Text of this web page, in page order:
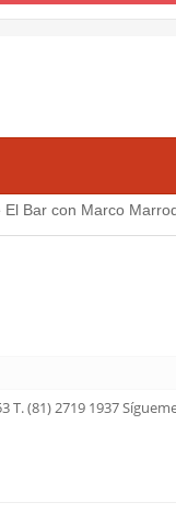
Marco Marroquin."
T. (81) 2719 1937